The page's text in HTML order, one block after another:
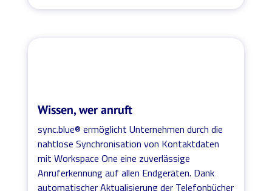
Wissen, wer anruft
sync.blue® ermöglicht Unternehmen durch die
nahtlose Synchronisation von Kontaktdaten
mit Workspace One eine zuverlässige
Anruferkennung auf allen Endgeräten. Dank
automatischer Aktualisierung der Telefonbücher